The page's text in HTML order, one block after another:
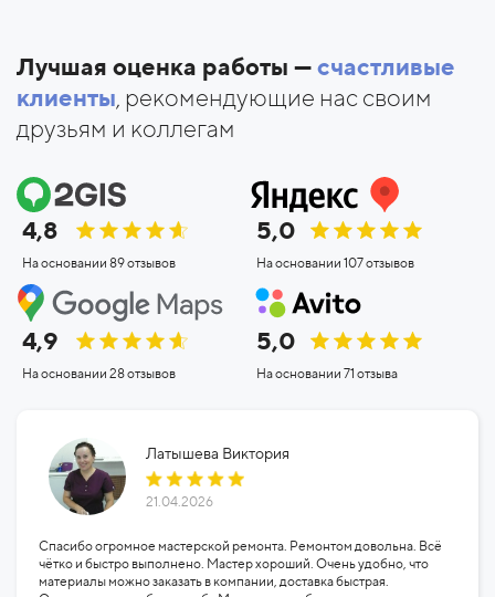
Лучшая оценка работы —счастливые
клиенты, рекомендующие нас своим
друзьям и коллегам
4,8
На основании 89 отзывов
5,0
На основании 107 отзывов
4,9
На основании 28 отзывов
5,0
На основании 71 отзыва
Латышева Виктория
21.04.2026
Спасибо огромное мастерской ремонта. Ремонтом довольна. Всё
чётко и быстро выполнено. Мастер хороший. Очень удобно, что
материалы можно заказать в компании, доставка быстрая.